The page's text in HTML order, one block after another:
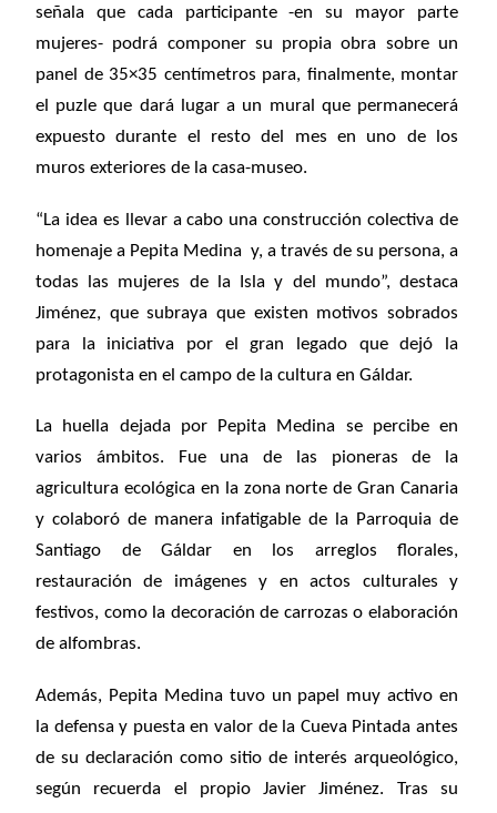
señala que cada participante -en su mayor parte
mujeres- podrá componer su propia obra sobre un
panel de 35×35 centímetros para, finalmente, montar
el puzle que dará lugar a un mural que permanecerá
expuesto durante el resto del mes en uno de los
muros exteriores de la casa-museo.
“La idea es llevar a cabo una construcción colectiva de
homenaje a Pepita Medina y, a través de su persona, a
todas las mujeres de la Isla y del mundo”, destaca
Jiménez, que subraya que existen motivos sobrados
para la iniciativa por el gran legado que dejó la
protagonista en el campo de la cultura en Gáldar.
La huella dejada por Pepita Medina se percibe en
varios ámbitos. Fue una de las pioneras de la
agricultura ecológica en la zona norte de Gran Canaria
y colaboró de manera infatigable de la Parroquia de
Santiago de Gáldar en los arreglos florales,
restauración de imágenes y en actos culturales y
festivos, como la decoración de carrozas o elaboración
de alfombras.
Además, Pepita Medina tuvo un papel muy activo en
la defensa y puesta en valor de la Cueva Pintada antes
de su declaración como sitio de interés arqueológico,
según recuerda el propio Javier Jiménez. Tras su